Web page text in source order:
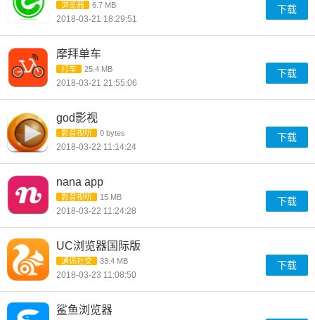
浏览器 6.7 MB
2018-03-21 18:29:51
下载
摩拜单车
打车 25.4 MB
2018-03-21 21:55:06
下载
god影视
影音视听 0 bytes
2018-03-22 11:14:24
下载
nana app
影音视听 15 MB
2018-03-22 11:24:28
下载
UC浏览器国际版
通讯社交 33.4 MB
2018-03-23 11:08:50
下载
鲨鱼浏览器